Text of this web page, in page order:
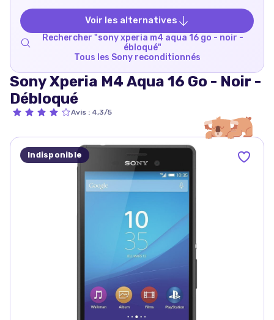
Voir les alternatives
Rechercher "sony xperia m4 aqua 16 go - noir -
ébloqué"
Tous les Sonyreconditionnés
Sony Xperia M4 Aqua 16 Go - Noir -
Débloqué
Avis : 4,3/5
Indisponible